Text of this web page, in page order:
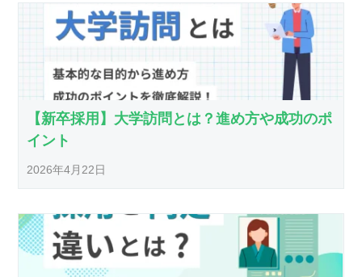
【新卒採用】大学訪問とは？進め方や成功のポ
イント
2026年4月22日